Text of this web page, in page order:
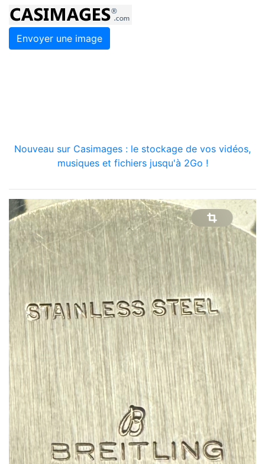
Envoyer une image
Nouveau sur Casimages : le stockage de vos vidéos,
musiques et fichiers jusqu'à 2Go !